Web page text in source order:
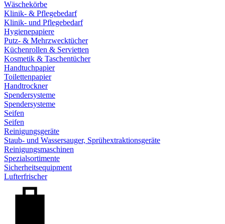
Wäschekörbe
Klinik- & Pflegebedarf
Klinik- und Pflegebedarf
Hygienepapiere
Putz- & Mehrzwecktücher
Küchenrollen & Servietten
Kosmetik & Taschentücher
Handtuchpapier
Toilettenpapier
Handtrockner
Spendersysteme
Spendersysteme
Seifen
Seifen
Reinigungsgeräte
Staub- und Wassersauger, Sprühextraktionsgeräte
Reinigungsmaschinen
Spezialsortimente
Sicherheitsequipment
Lufterfrischer